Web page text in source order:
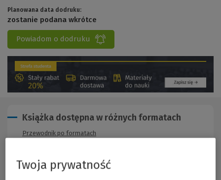
Planowana data dodruku:
zostanie podana wkrótce
Powiadom o dodruku
Opis publikacji
Książka dostępna w różnych formatach
Przewodnik po formatach
Twoja prywatność